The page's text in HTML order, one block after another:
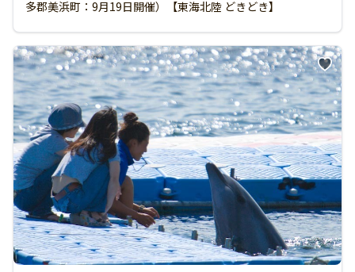
多郡美浜町：9月19日開催）【東海北陸 どきどき】